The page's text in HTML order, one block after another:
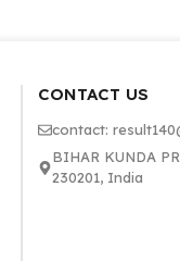
CONTACT US
contact:
BIHAR KUNDA
230201, India